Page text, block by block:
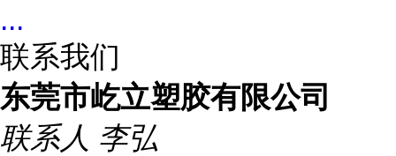
...
联系我们
东莞市屹立塑胶有限公司
联系人 李弘